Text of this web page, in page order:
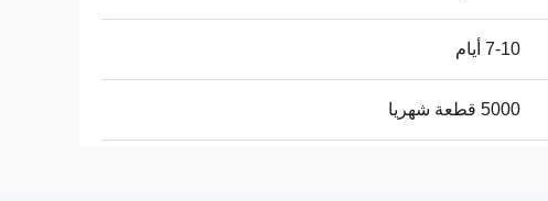
7-10 أيام
5000 قطعة شهريا